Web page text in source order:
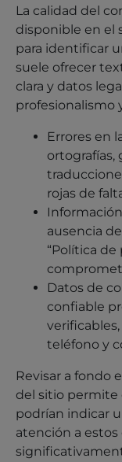
La calidad del
disponible en el
para identificar
suele ofrecer
clara y datos
profesionalismo
Errores en
ortografías,
rojas de
ausencia
“Política de
Datos de
confiable
teléfono y
Revisar a fondo
del sitio permite
podrían indicar
atención a estos